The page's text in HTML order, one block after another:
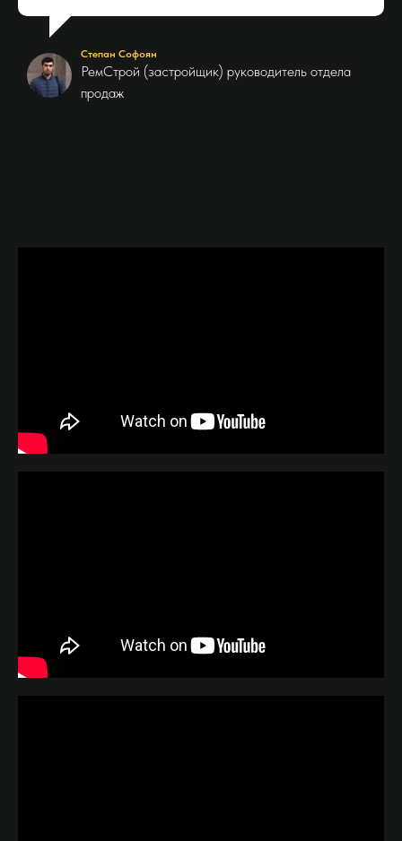
Степан Софоян
РемСтрой (застройщик) руководитель отдела
продаж